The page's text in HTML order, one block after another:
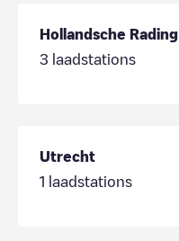
Hollandsche Rading
3 laadstations
Utrecht
1
laadstations